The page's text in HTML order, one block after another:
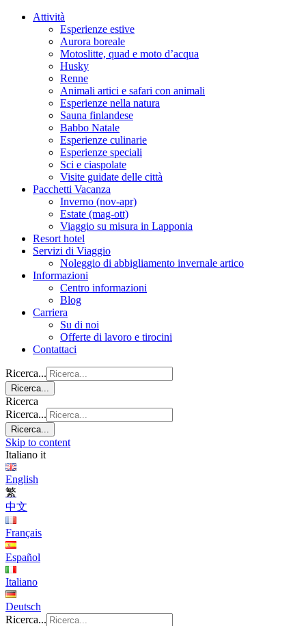
Attività
Esperienze estive
Aurora boreale
Motoslitte, quad e moto d’acqua
Husky
Renne
Animali artici e safari con animali
Esperienze nella natura
Sauna finlandese
Babbo Natale
Esperienze culinarie
Esperienze speciali
Sci e ciaspolate
Visite guidate delle città
Pacchetti Vacanza
Inverno (nov-apr)
Estate (mag-ott)
Viaggio su misura in Lapponia
Resort hotel
Servizi di Viaggio
Noleggio di abbigliamento invernale artico
Informazioni
Centro informazioni
Blog
Carriera
Su di noi
Offerte di lavoro e tirocini
Contattaci
Ricerca...
Ricerca...
Ricerca
Ricerca...
Ricerca...
Skip to content
Italiano it
English
繁
中文
Français
Español
Italiano
Deutsch
Ricerca...